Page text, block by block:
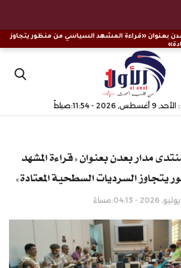
بعنوان «قراءة المشهد السياسي من منظور يتجاوز